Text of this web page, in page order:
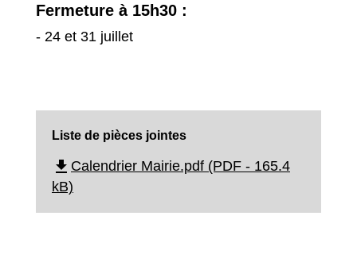
Fermeture à 15h30 :
- 24 et 31 juillet
Liste de pièces jointes
file_download Calendrier Mairie.pdf (PDF - 165.4
kB)